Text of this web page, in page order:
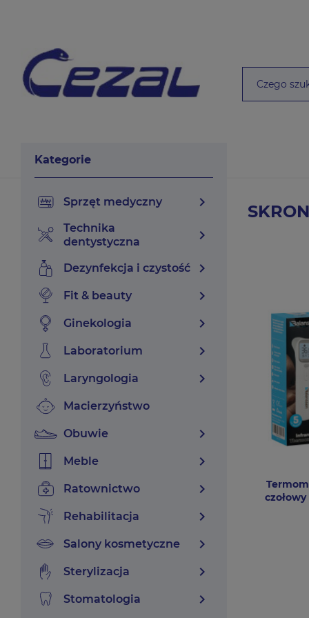
Kategorie
sprzęt medyczny chevron_right
technika
dentystyczna
chevron_right
dezynfekcja i czystość chevron_right
fit & beauty chevron_right
ginekologia chevron_right
laboratorium chevron_right
laryngologia chevron_right
macierzyństwo
obuwie chevron_right
meble chevron_right
ratownictwo chevron_right
rehabilitacja chevron_right
salony kosmetyczne chevron_right
sterylizacja chevron_right
stomatologia chevron_right